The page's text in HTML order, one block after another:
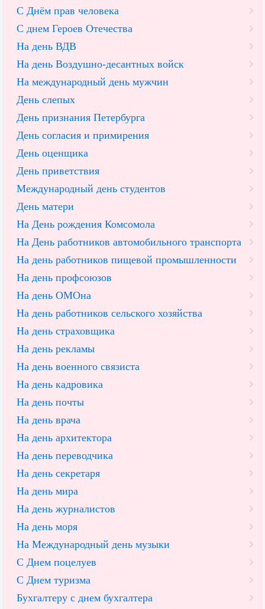
С Днём прав человека
С днем Героев Отечества
На день ВДВ
На день Воздушно-десантных войск
На международный день мужчин
День слепых
День признания Петербурга
День согласия и примирения
День оценщика
День приветствия
Международный день студентов
День матери
На День рождения Комсомола
На День работников автомобильного транспорта
На день работников пищевой промышленности
На день профсоюзов
На день ОМОна
На день работников сельского хозяйства
На день страховщика
На день рекламы
На день военного связиста
На день кадровика
На день почты
На день врача
На день архитектора
На день переводчика
На день секретаря
На день мира
На день журналистов
На день моря
На Международный день музыки
С Днем поцелуев
С Днем туризма
Бухгалтеру с днем бухгалтера